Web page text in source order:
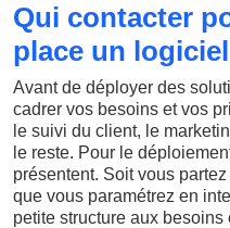
Qui contacter
place un
Avant de déployer des
cadrer vos besoins et vos
le suivi du client, le
le reste. Pour le
présentent. Soit vous
que vous paramétrez en
petite structure aux